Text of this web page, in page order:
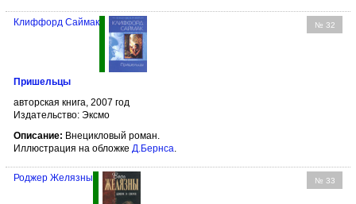
№ 32
Клиффорд Саймак
Пришельцы
авторская книга, 2007 год
Издательство: Эксмо
Описание: Внецикловый роман.
Иллюстрация на обложке Д.Бернса.
№ 33
Роджер Желязны